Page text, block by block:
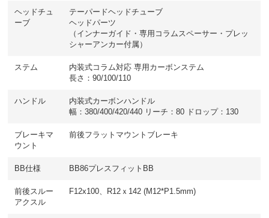
ヘッドチュ
ーブ
テーパードヘッドチューブ
ヘッドパーツ
（インナーガイド・専用コラムスペーサー・プレッ
シャーアンカー付属）
ステム
内装式コラム対応 専用カーボンステム
長さ：90/100/110
ハンドル
内装式カーボンハンドル
幅：380/400/420/440 リーチ：80 ドロップ：130
ブレーキマ
ウント
前後フラットマウントブレーキ
BB仕様 BB86プレスフィットBB
前後スルー
アクスル
F12x100、R12ｘ142 (M12*P1.5mm)